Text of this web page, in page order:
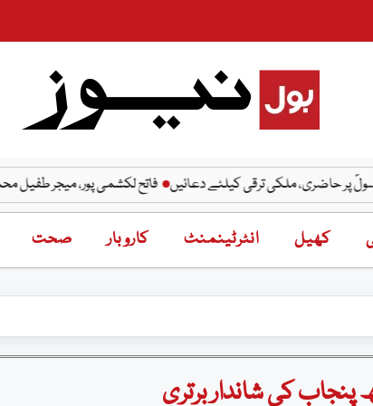
ملکی ترقی کیلئے دعائیں فاتح لکشمی پور، میجر طفیل محمد شہید،
کھیل انٹرٹینمنٹ کاروبار صحت